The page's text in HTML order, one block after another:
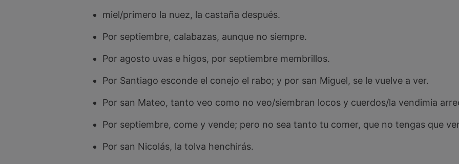
miel/primero la nuez, la castaña después.
Por septiembre, calabazas, aunque no siempre.
Por agosto uvas e higos, por septiembre membrillos.
Por Santiago esconde el conejo el rabo; y por san Miguel, se le vuelve a ver.
Por san Mateo, tanto veo como no veo/siembran locos y cuerdos/la vendimia
Por septiembre, come y vende; pero no sea tanto tu comer, que no tengas que
Por san Nicolás, la tolva henchirás.